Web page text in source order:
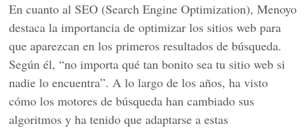
En cuanto al SEO (Search Engine Optimization), Menoyo
destaca la importancia de optimizar los sitios web para
que aparezcan en los primeros resultados de búsqueda.
Según él, “no importa qué tan bonito sea tu sitio web si
nadie lo encuentra”. A lo largo de los años, ha visto
cómo los motores de búsqueda han cambiado sus
algoritmos y ha tenido que adaptarse a estas